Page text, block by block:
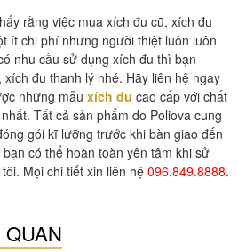
rằng việc mua xích đu cũ, xích đu
ít chi phí nhưng người thiệt luôn luôn
nhu cầu sử dụng xích đu thì bạn
đu thanh lý nhé. Hãy liên hệ ngay
những mẫu xích đu cao cấp với chất
Tất cả sản phẩm do Poliova cung
gói kĩ lưỡng trước khi bàn giao đến
có thể hoàn toàn yên tâm khi sử
Mọi chi tiết xin liên hệ 096.849.8888.